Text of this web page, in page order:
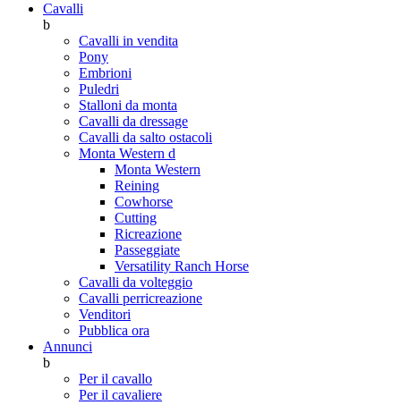
Cavalli
b
Cavalli in vendita
Pony
Embrioni
Puledri
Stalloni da monta
Cavalli da dressage
Cavalli da salto ostacoli
Monta Western d
Monta Western
Reining
Cowhorse
Cutting
Ricreazione
Passeggiate
Versatility Ranch Horse
Cavalli da volteggio
Cavalli perricreazione
Venditori
Pubblica ora
Annunci
b
Per il cavallo
Per il cavaliere